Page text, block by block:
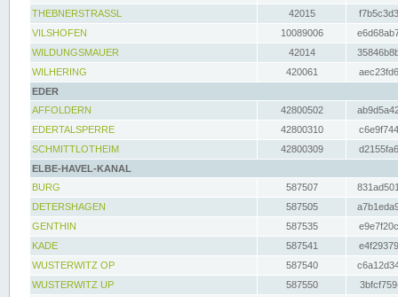
THEBNERSTRASSL
42015
VILSHOFEN
10089006
WILDUNGSMAUER
42014
WILHERING
420061
EDER
AFFOLDERN
42800502
EDERTALSPERRE
42800310
SCHMITTLOTHEIM
42800309
ELBE-HAVEL-KANAL
BURG
587507
DETERSHAGEN
587505
GENTHIN
587535
KADE
587541
WUSTERWITZ OP
587540
WUSTERWITZ UP
587550